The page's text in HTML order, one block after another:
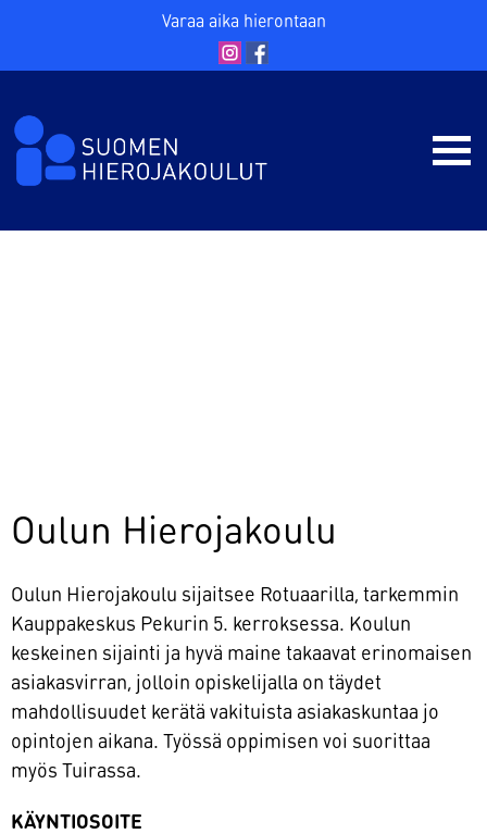
Varaa aika hierontaan
Oulun Hierojakoulu
Oulun Hierojakoulu sijaitsee Rotuaarilla, tarkemmin
Kauppakeskus Pekurin 5. kerroksessa. Koulun
keskeinen sijainti ja hyvä maine takaavat erinomaisen
asiakasvirran, jolloin opiskelijalla on täydet
mahdollisuudet kerätä vakituista asiakaskuntaa jo
opintojen aikana. Työssä oppimisen voi suorittaa
myös Tuirassa.
KÄYNTIOSOITE